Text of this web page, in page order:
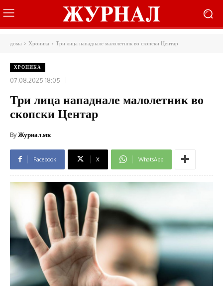
дома Хроника Три лица нападнале малолетник во скопски Центар
ХРОНИКА
07.08.2025 18:05
Три лица нападнале малолетник во
скопски Центар
ByЖурнал.мк
Facebook X WhatsApp